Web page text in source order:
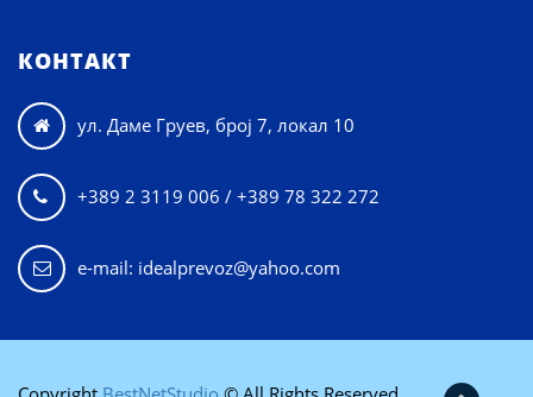
КОНТАКТ
 ул. Даме Груев, број 7, локал 10
 +389 2 3119 006 / +389 78 322 272
e-mail: idealprevoz@yahoo.com